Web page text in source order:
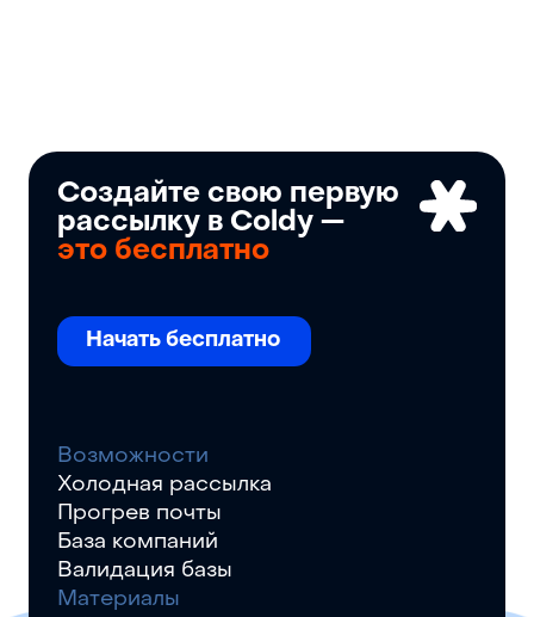
Создайте свою первую
рассылку в Coldy —
это бесплатно
Начать бесплатно
Возможности
Холодная рассылка
Прогрев почты
База компаний
Валидация базы
Материалы